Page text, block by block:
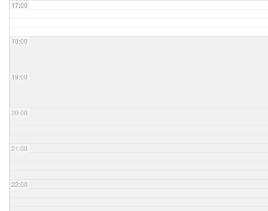
17:00
18:00
19:00
20:00
21:00
22:00